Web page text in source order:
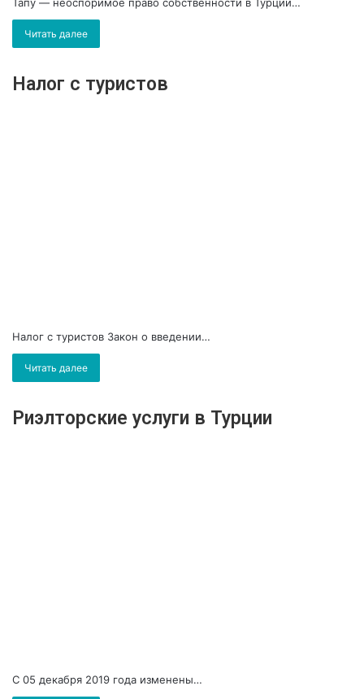
Читать далее
Налог с туристов
Налог с туристов Закон о введении…
Читать далее
Риэлторские услуги в Турции
С 05 декабря 2019 года изменены…